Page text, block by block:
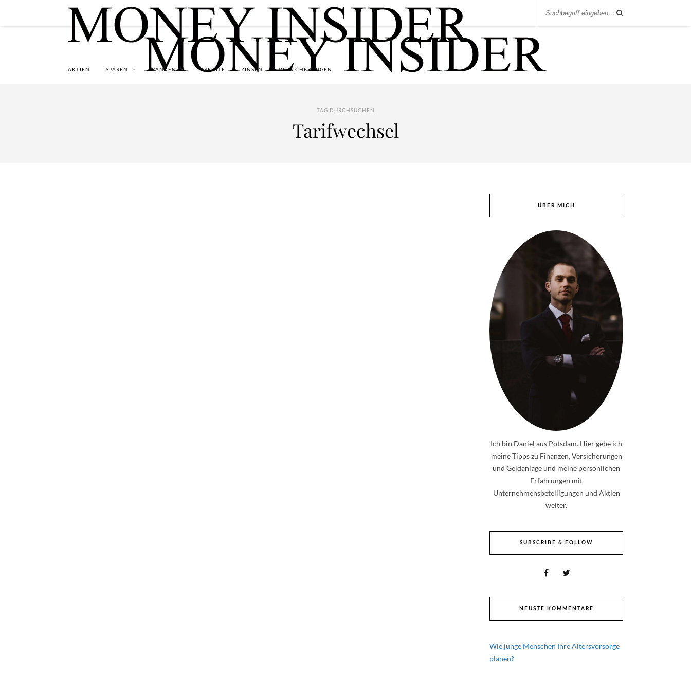
AKTIEN SPAREN BANKEN KREDITE ZINSEN VERSICHERUNGEN
TAG DURCHSUCHEN
Tarifwechsel
ÜBER MICH
Ich bin Daniel aus Potsdam. Hier gebe ich
meine Tipps zu Finanzen, Versicherungen
und Geldanlage und meine persönlichen
Erfahrungen mit
Unternehmensbeteiligungen und Aktien
weiter.
SUBSCRIBE & FOLLOW
NEUSTE KOMMENTARE
Wie junge Menschen Ihre Altersvorsorge
planen?